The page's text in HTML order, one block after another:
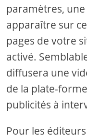
paramètres,
apparaître sur
pages de votre
activé.
diffusera une
de la plate-
publicités à
Pour les